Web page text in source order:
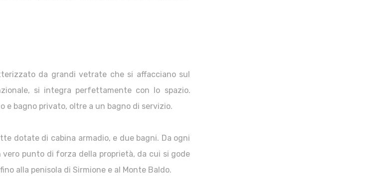
da grandi vetrate che si affacciano sul
si integra perfettamente con lo spazio.
e bagno privato, oltre a un bagno di servizio.
dotate di cabina armadio, e due bagni. Da ogni
punto di forza della proprietà, da cui si gode
alla penisola di Sirmione e al Monte Baldo.